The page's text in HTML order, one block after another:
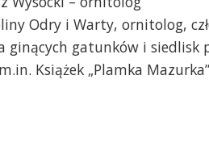
Odry i Warty, ornitolog,
ginących gatunków i
Książek „Plamka